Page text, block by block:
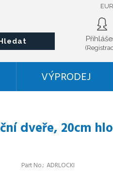
EUR
Hledat
VÝPRODEJ
dveře, 20cm
Part No. ADRLOCKI